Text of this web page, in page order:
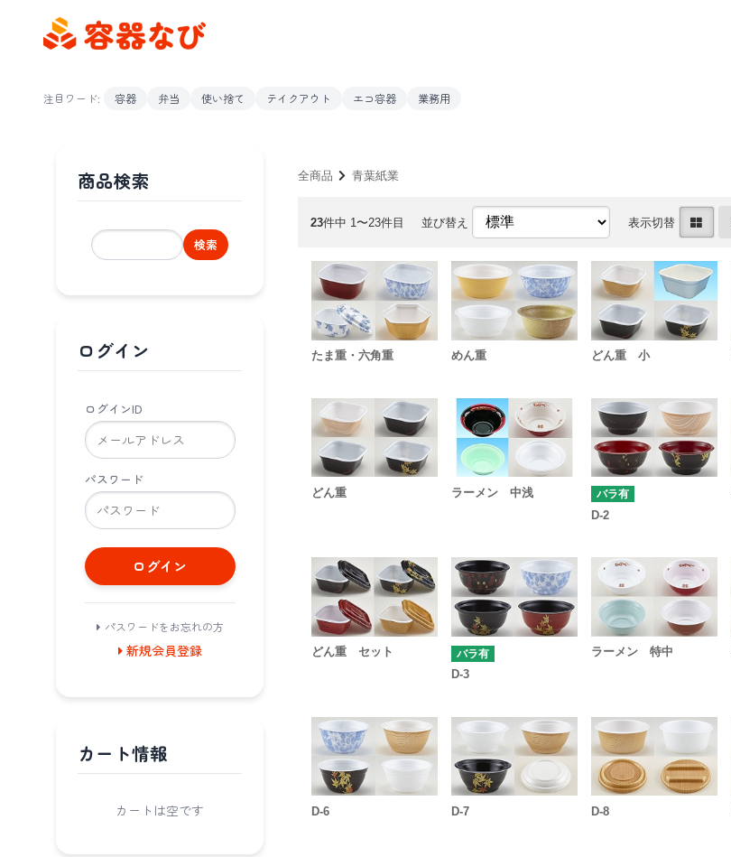
注目ワード:
容器 弁当 使い捨て テイクアウト エコ容器 業務用
全商品 青葉紙業
23件中 1〜23件目 並び替え 表示切替
たま重・六角重 めん重 どん重 小
どん重 ラーメン 中浅 バラ有
D-2
どん重 セット バラ有
D-3
ラーメン 特中
D-6 D-7 D-8
商品検索
検索
ログイン
ログインID
パスワード
ログイン
パスワードをお忘れの方
新規会員登録
カート情報
カートは空です